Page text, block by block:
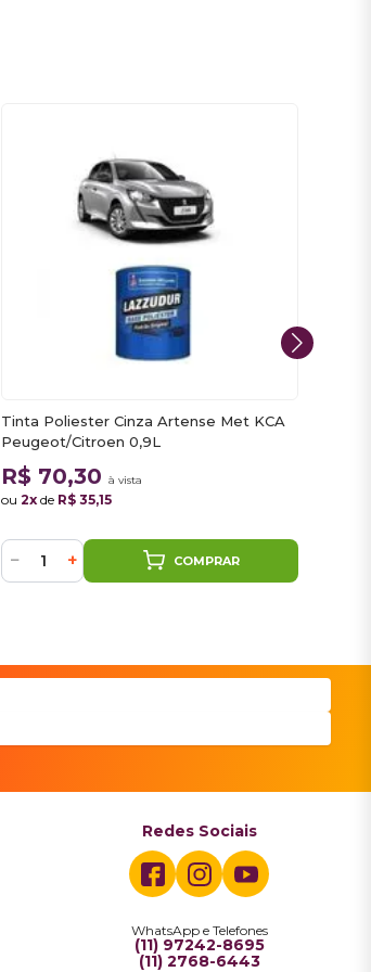
Tinta Poliester Cinza Artense Met KCA
Peugeot/Citroen 0,9L
R$ 70,30 à vista
ou 2x de R$ 35,15
− + COMPRAR
Redes Sociais
WhatsApp e Telefones
(11) 97242-8695
(11) 2768-6443